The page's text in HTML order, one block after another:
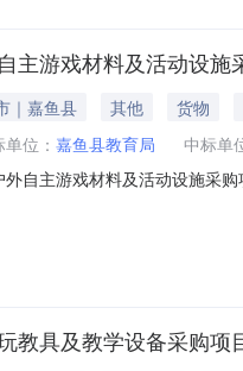
主游戏材料及活动设施
｜嘉鱼县 其他
货物
位： 嘉鱼县教育局
中标单
自主游戏材料及活动设施采
分法：94.8（分）货物类名
教具及教学设备采购项